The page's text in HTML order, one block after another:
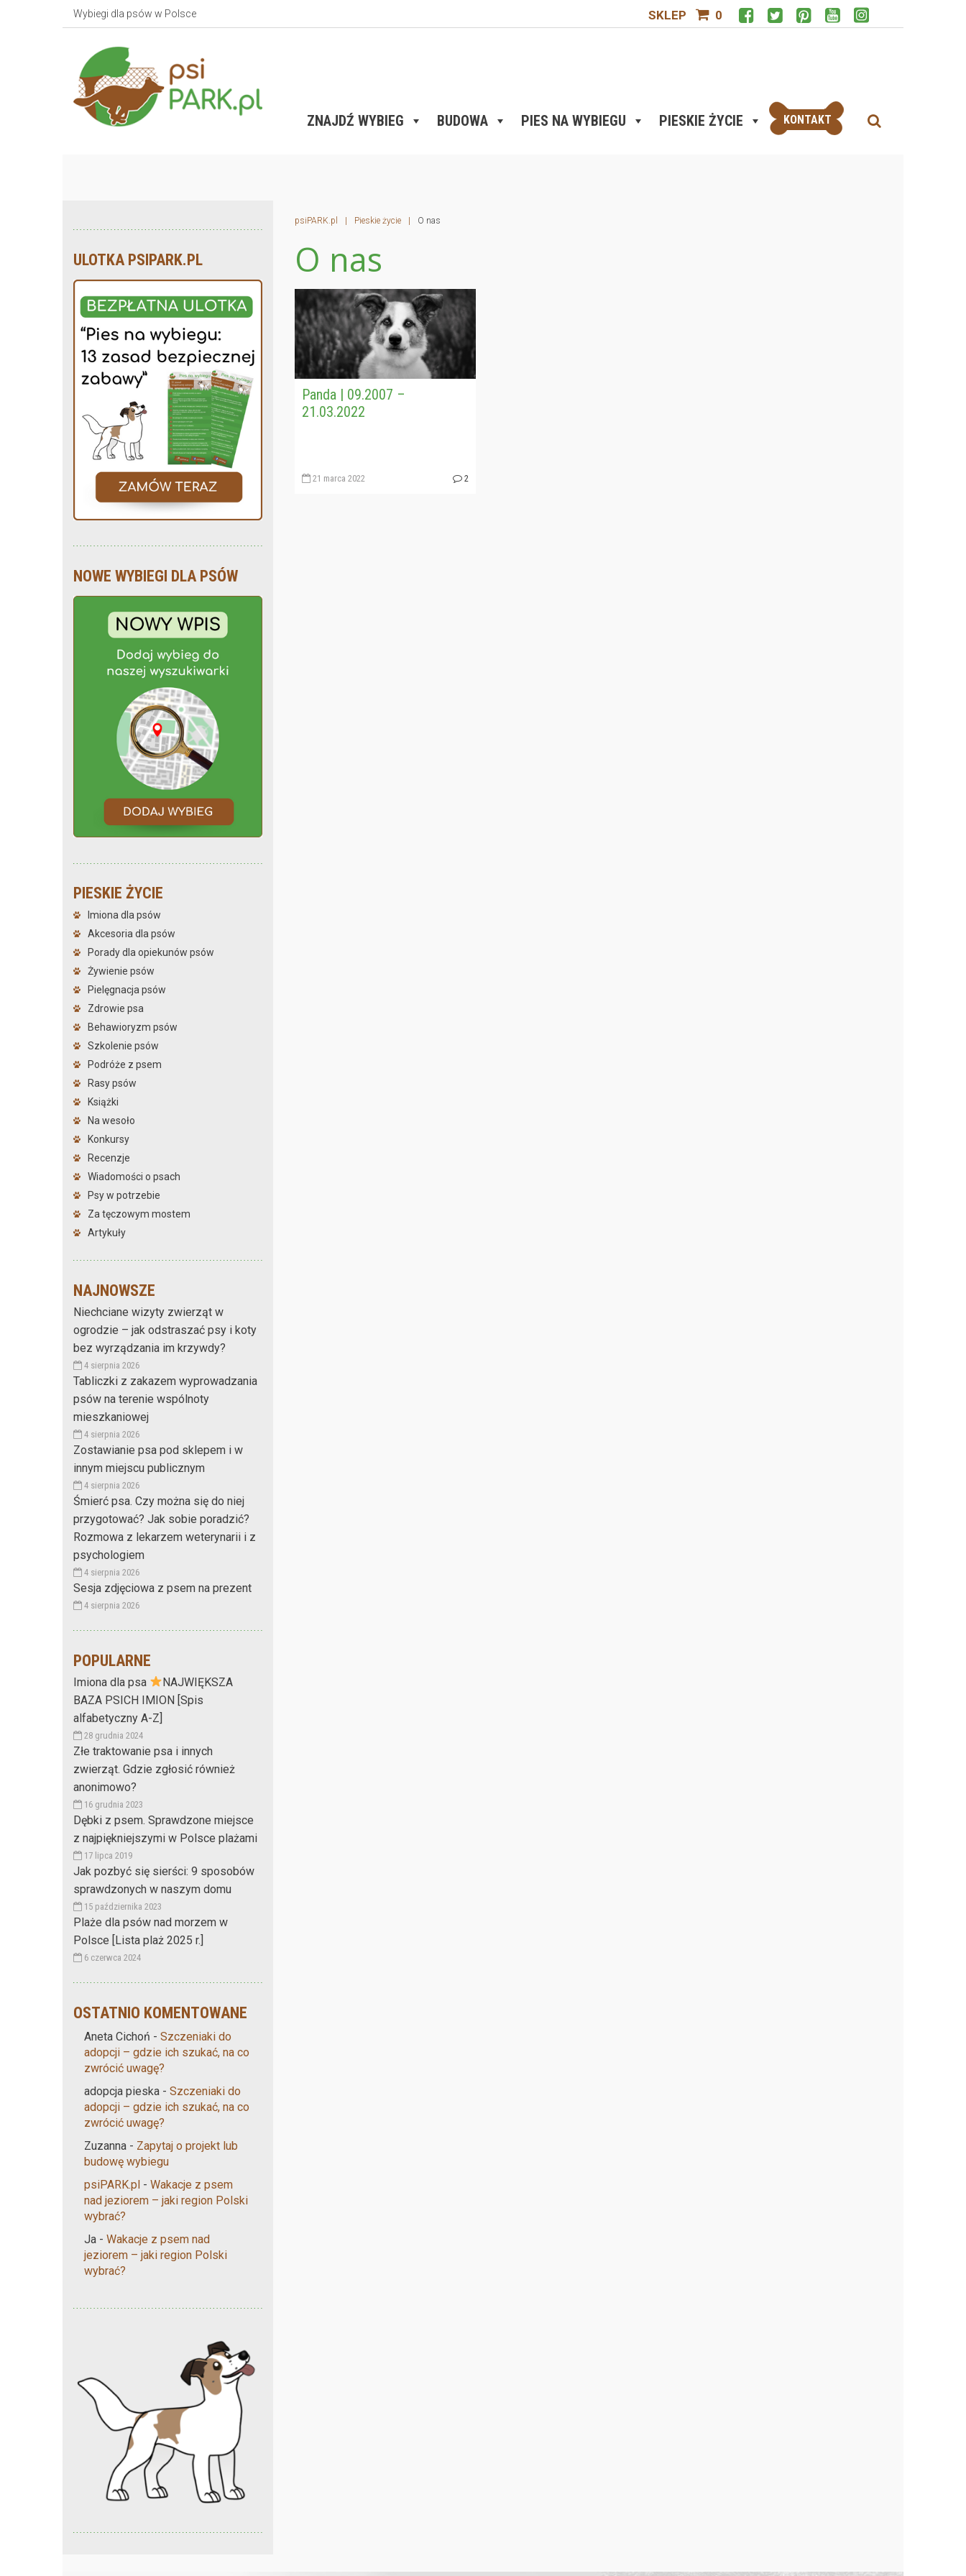
Wybiegi dla psów w Polsce SKLEP 0
ZNAJDŹ WYBIEG BUDOWA PIES NA WYBIEGU PIESKIE ŻYCIE KONTAKT
ULOTKA PSIPARK.PL
NOWE WYBIEGI DLA PSÓW
PIESKIE ŻYCIE
Imiona dla psów
Akcesoria dla psów
Porady dla opiekunów psów
Żywienie psów
Pielęgnacja psów
Zdrowie psa
Behawioryzm psów
Szkolenie psów
Podróże z psem
Rasy psów
Książki
Na wesoło
Konkursy
Recenzje
Wiadomości o psach
Psy w potrzebie
Za tęczowym mostem
Artykuły
NAJNOWSZE
Niechciane wizyty zwierząt w
ogrodzie – jak odstraszać psy i koty
bez wyrządzania im krzywdy?
4 sierpnia 2026
Tabliczki z zakazem wyprowadzania
psów na terenie wspólnoty
mieszkaniowej
4 sierpnia 2026
Zostawianie psa pod sklepem i w
innym miejscu publicznym
4 sierpnia 2026
Śmierć psa. Czy można się do niej
przygotować? Jak sobie poradzić?
Rozmowa z lekarzem weterynarii i z
psychologiem
4 sierpnia 2026
Sesja zdjęciowa z psem na prezent
4 sierpnia 2026
POPULARNE
Imiona dla psa
NAJWIĘKSZA
BAZA PSICH IMION [Spis
alfabetyczny A-Z]
28 grudnia 2024
Złe traktowanie psa i innych
zwierząt. Gdzie zgłosić również
anonimowo?
16 grudnia 2023
Dębki z psem. Sprawdzone miejsce
z najpiękniejszymi w Polsce plażami
17 lipca 2019
Jak pozbyć się sierści: 9 sposobów
sprawdzonych w naszym domu
15 października 2023
Plaże dla psów nad morzem w
Polsce [Lista plaż 2025 r.]
6 czerwca 2024
OSTATNIO KOMENTOWANE
Aneta Cichoń - Szczeniaki do
adopcji – gdzie ich szukać, na co
zwrócić uwagę?
adopcja pieska - Szczeniaki do
adopcji – gdzie ich szukać, na co
zwrócić uwagę?
Zuzanna - Zapytaj o projekt lub
budowę wybiegu
psiPARK.pl - Wakacje z psem
nad jeziorem – jaki region Polski
wybrać?
Ja - Wakacje z psem nad
jeziorem – jaki region Polski
wybrać?
psiPARK.pl Pieskie życie O nas
O nas
Panda | 09.2007 –
21.03.2022
21 marca 2022 2